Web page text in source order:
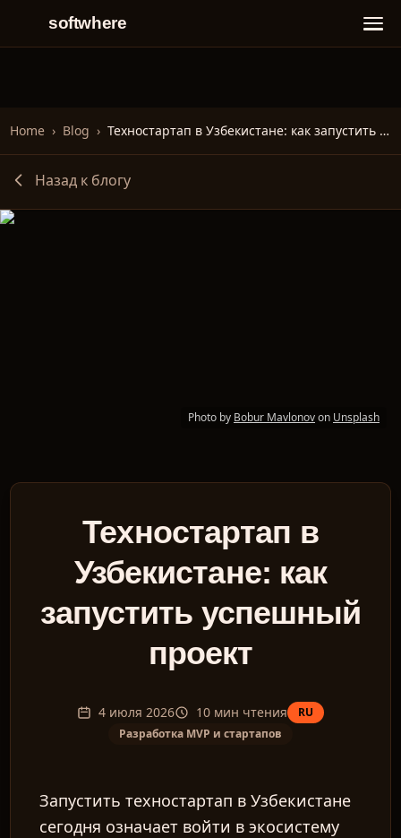
softwhere
Home › Blog › Техностартап в Узбекистане: как запустить успешный проект
Назад к блогу
Photo by Bobur Mavlonovon Unsplash
Техностартап в
Узбекистане: как
запустить успешный
проект
4 июля 2026 10 мин чтения
RU
Разработка MVP и стартапов
Запустить техностартап в Узбекистане
сегодня означает войти в экосистему